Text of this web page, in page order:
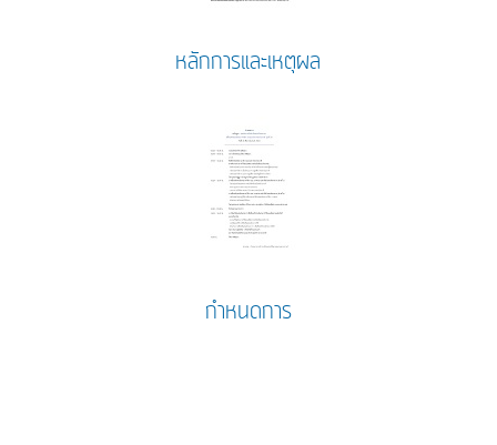
หลักการและเหตุผล
กำหนดการ